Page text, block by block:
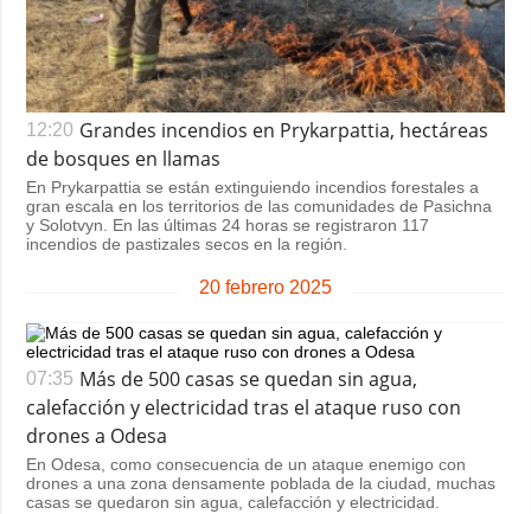
12:20 Grandes incendios en Prykarpattia, hectáreas
de bosques en llamas
En Prykarpattia se están extinguiendo incendios forestales a
gran escala en los territorios de las comunidades de Pasichna
y Solotvyn. En las últimas 24 horas se registraron 117
incendios de pastizales secos en la región.
20 febrero 2025
07:35 Más de 500 casas se quedan sin agua,
calefacción y electricidad tras el ataque ruso con
drones a Odesa
En Odesa, como consecuencia de un ataque enemigo con
drones a una zona densamente poblada de la ciudad, muchas
casas se quedaron sin agua, calefacción y electricidad.